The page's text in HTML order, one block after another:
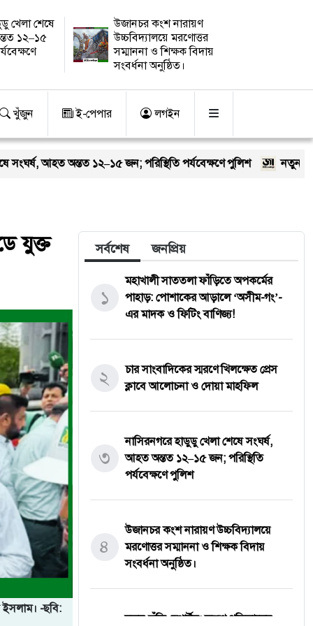
খেলা শেষে
১২–১৫
উজানচর কংশ নারায়ণ
উচ্চবিদ্যালয়ে মরণোত্তর
সম্মাননা ও শিক্ষক বিদায়
সংবর্ধনা অনুষ্ঠিত।
খুঁজুন ই-পেপার লগইন
১২–১৫ জন; পরিস্থিতি পর্যবেক্ষণে পুলিশ নতুন কুঁড়ি স্পোর্টস: তরুণ
যুক্ত
ইসলাম। -ছবি:
সর্বশেষ জনপ্রিয়
১
মহাখালী সাততলা ফাঁড়িতে অপকর্মের
পাহাড়: পোশাকের আড়ালে ‘অসীম-গং’-
এর মাদক ও ফিটিং বাণিজ্য!
২
চার সাংবাদিকের স্মরণে খিলক্ষেত প্রেস
ক্লাবে আলোচনা ও দোয়া মাহফিল
৩
নাসিরনগরে হাডুডু খেলা শেষে সংঘর্ষ,
আহত অন্তত ১২–১৫ জন; পরিস্থিতি
পর্যবেক্ষণে পুলিশ
৪
উজানচর কংশ নারায়ণ উচ্চবিদ্যালয়ে
মরণোত্তর সম্মাননা ও শিক্ষক বিদায়
সংবর্ধনা অনুষ্ঠিত।
নতুন কুঁড়ি স্পোর্টস: তরুণ প্রতিভাদের